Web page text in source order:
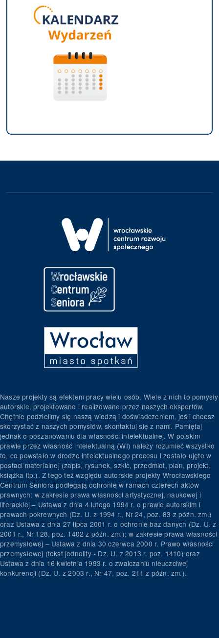
Nasze projekty są efektem pracy wielu osób. Wiele z nich to pomysły
autorskie, projektowane i realizowane przez naszych ekspertów.
Chętnie podzielimy się naszą wiedzą i doświadczeniem, jeśli chcesz
skorzystać z naszych pomysłów, skontaktuj się z nami. Pamiętaj
jednak o poszanowaniu dla własności intelektualnej. W polskim
prawie przez własność intelektualną (WI) należy rozumieć wszystko
to, co powstało w drodze intelektualnego procesu i zostało ujęte w
postaci materialnej (zapis, rysunek, szkic, przedmiot, plan, projekt,
książka itp.). Z tego też względu autorskie projekty Wrocławskiego
Centrum Seniora podlegają ochronie w ramach czterech aktów
prawnych: w zakresie prawa własności artystycznej, naukowej i
literackiej – Ustawa z dnia 4 lutego 1994 r. o prawie autorskim i
prawach pokrewnych (Dz. U. z 1994 r., Nr 24, poz. 83 z późn. zm.)
oraz Ustawa z dnia 27 lipca 2001 r. o ochronie baz danych (Dz. U. z
2001 r., Nr 128, poz. 1402 z późn. zm.); w zakresie prawa własności
przemysłowej – Ustawa z dnia 30 czerwca 2000 r. Prawo własności
przemysłowej (tekst jednolity - Dz. U. z 2013 r. poz. 1410) oraz
Ustawa z dnia 16 kwietnia 1993 r. o zwalczaniu nieuczciwej
konkurencji (Dz. U. z 2003 r., Nr 47, poz. 211 z późn. zm.).